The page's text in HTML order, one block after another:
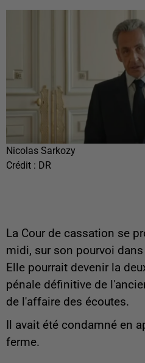
Nicolas Sarkozy
Crédit : DR
La Cour de cassation se
midi, sur son pourvoi
Elle pourrait devenir la
pénale définitive de
de l'affaire des écoutes.
Il avait été condamné en
ferme.